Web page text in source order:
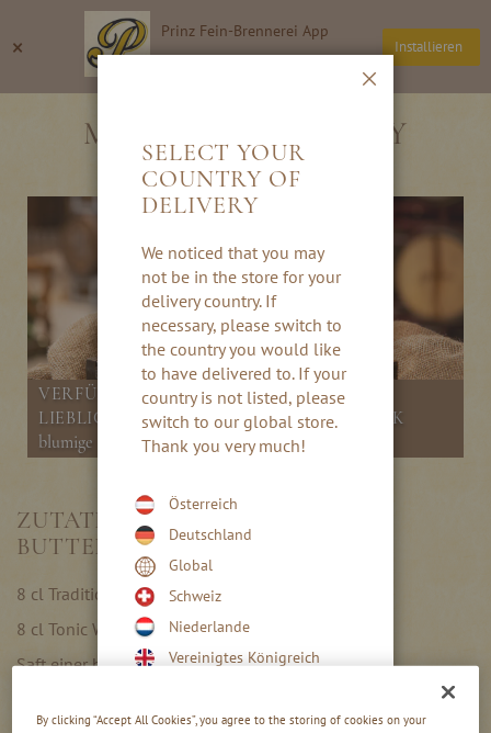
× Prinz Fein-Brennerei App
Installieren
Inhalt
Suche
MADAME BUTTERFLY
VERFÜHRERISCHER LIKÖRGENUSS MIT
LIEBLICHEM KIRSCHBLÜTEN-GESCHMACK
blumige Likörkomposition mit Kirschblüten Likör
ZUTATEN FÜR DEN MADAME
BUTTERFLY:
8 cl Traditionslikör Kirschblüte
8 cl Tonic Water
Saft einer halben Limette
By clicking “Accept All Cookies”, you agree to the storing of cookies on your
SELECT YOUR
COUNTRY OF
DELIVERY
We noticed that you may
not be in the store for your
delivery country. If
necessary, please switch to
the country you would like
to have delivered to. If your
country is not listed, please
switch to our global store.
Thank you very much!
Österreich
Deutschland
Global
Schweiz
Niederlande
Vereinigtes Königreich